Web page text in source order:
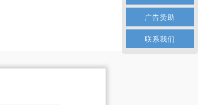
广告赞助
联系我们